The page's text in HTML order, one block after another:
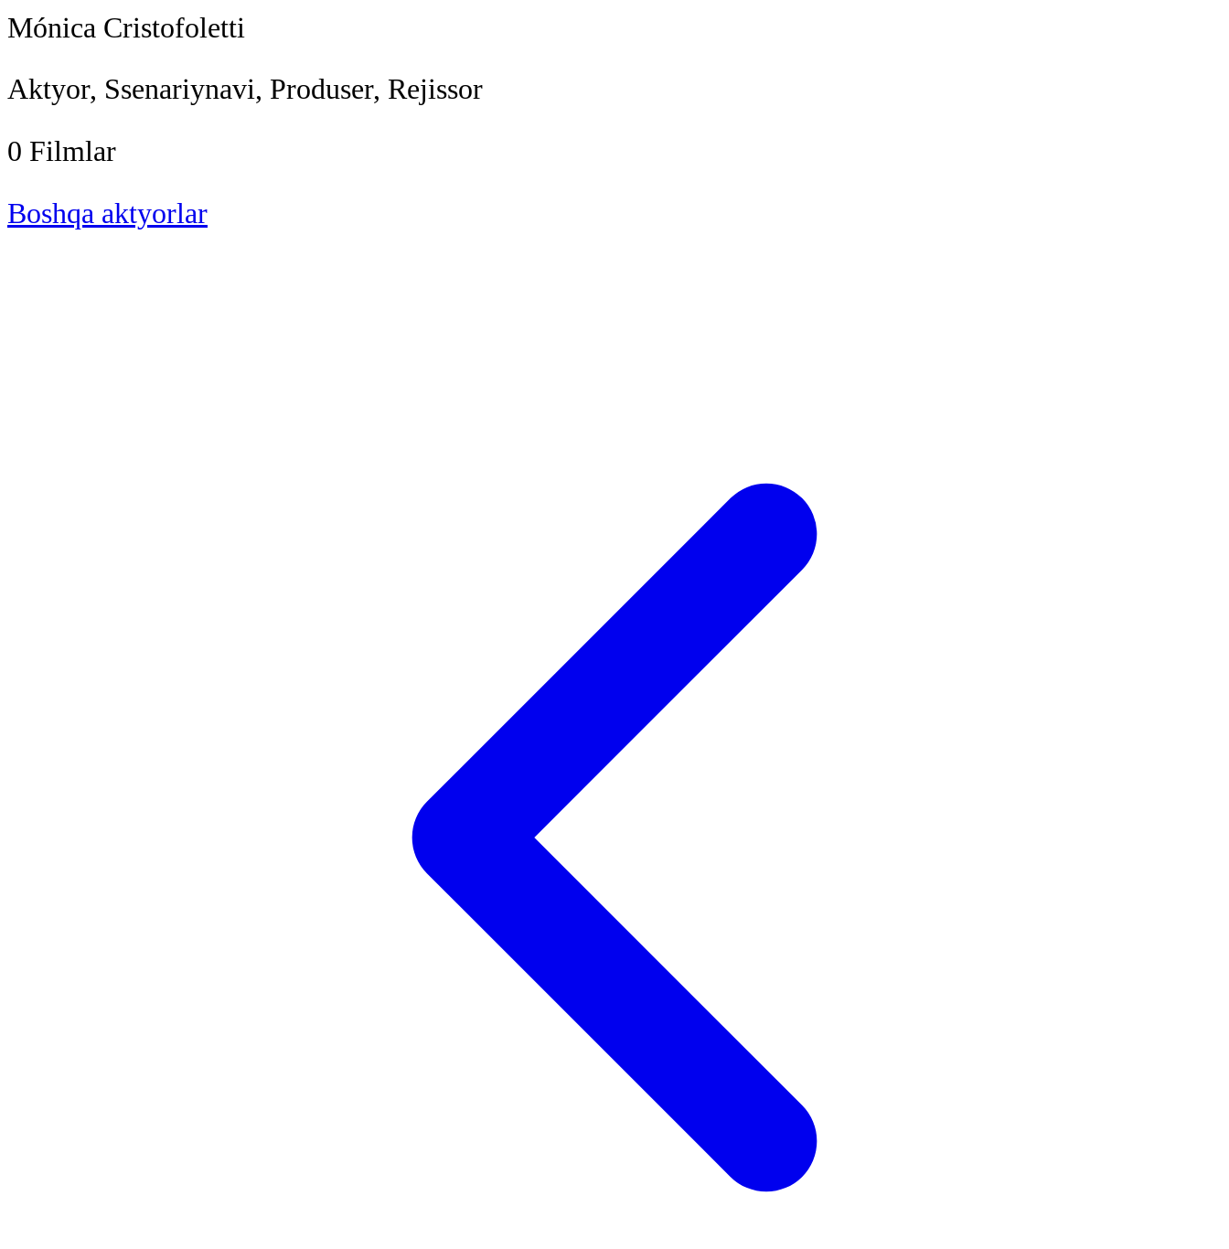
Mónica Cristofoletti
Aktyor, Ssenariynavi, Produser, Rejissor
0 Filmlar
Boshqa aktyorlar